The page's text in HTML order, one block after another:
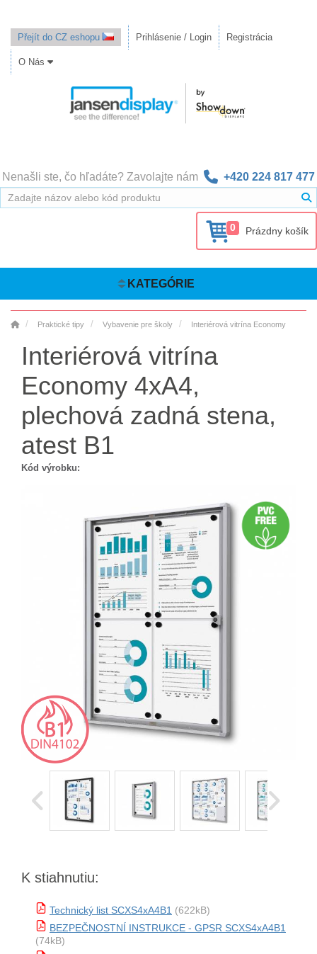
Přejít do CZ eshopu Prihlásenie / Login Registrácia
O Nás
Nenašli ste, čo hľadáte? Zavolajte nám +420 224 817 477
0 Prázdny košík
KATEGÓRIE
Praktické tipy Vybavenie pre školy Interiérová vitrína Economy
Interiérová vitrína
Economy 4xA4,
plechová zadná stena,
atest B1
Kód výrobku:
K stiahnutiu:
Technický list SCXS4xA4B1 (622kB)
BEZPEČNOSTNÍ INSTRUKCE - GPSR SCXS4xA4B1
(74kB)